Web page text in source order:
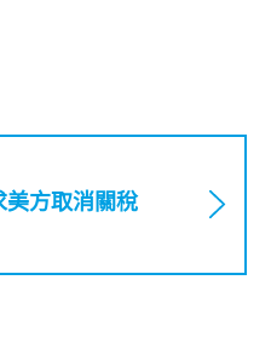
美方取消關稅